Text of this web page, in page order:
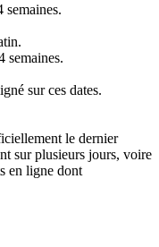
semaines.
sur ces dates.
le dernier
sur plusieurs jours, voire
en ligne dont